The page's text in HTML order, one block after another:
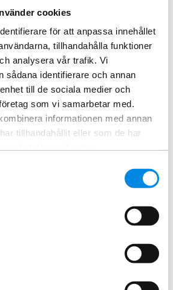
cookies
för att anpassa innehållet
tillhandahålla funktioner
analysera vår trafik. Vi
sådana identifierare och annan
till de sociala medier och
som vi samarbetar med.
informationen med annan
tillhandahållit eller som de har
2014+
Takbåge Svart Volvo EWR150E